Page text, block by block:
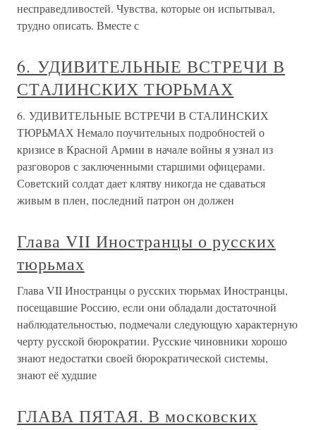
несправедливостей. Чувства, которые он испытывал,
трудно описать. Вместе с
6. УДИВИТЕЛЬНЫЕ ВСТРЕЧИ В
СТАЛИНСКИХ ТЮРЬМАХ
6. УДИВИТЕЛЬНЫЕ ВСТРЕЧИ В СТАЛИНСКИХ
ТЮРЬМАХ Немало поучительных подробностей о
кризисе в Красной Армии в начале войны я узнал из
разговоров с заключенными старшими офицерами.
Советский солдат дает клятву никогда не сдаваться
живым в плен, последний патрон он должен
Глава VII Иностранцы о русских
тюрьмах
Глава VII Иностранцы о русских тюрьмах Иностранцы,
посещавшие Россию, если они обладали достаточной
наблюдательностью, подмечали следующую характерную
черту русской бюрократии. Русские чиновники хорошо
знают недостатки своей бюрократической системы,
знают её худшие
ГЛАВА ПЯТАЯ. В московских